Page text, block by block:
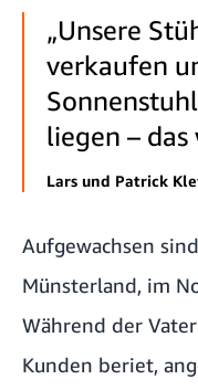
„Unsere
verkaufen
liegen – das
Lars und Patrick
Aufgewachsen
Münsterland, im
Während der
Kunden beriet,